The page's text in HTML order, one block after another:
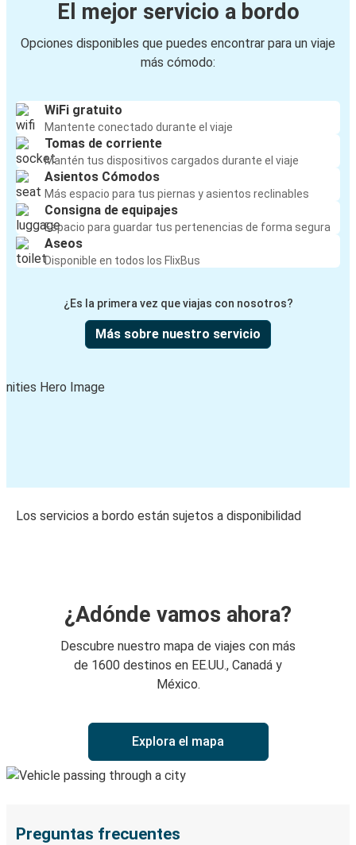
El mejor servicio a bordo
Opciones disponibles que puedes encontrar para un viaje
más cómodo:
WiFi gratuito
Mantente conectado durante el viaje
Tomas de corriente
Mantén tus dispositivos cargados durante el viaje
Asientos Cómodos
Más espacio para tus piernas y asientos reclinables
Consigna de equipajes
Espacio para guardar tus pertenencias de forma segura
Aseos
Disponible en todos los FlixBus
¿Es la primera vez que viajas con nosotros?
Más sobre nuestro servicio
Los servicios a bordo están sujetos a disponibilidad
¿Adónde vamos ahora?
Descubre nuestro mapa de viajes con más
de 1600 destinos en EE.UU., Canadá y
México.
Explora el mapa
Preguntas frecuentes